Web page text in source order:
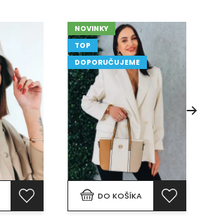
NOVINKY
TOP
DOPORUČUJEME
DO KOŠÍKA